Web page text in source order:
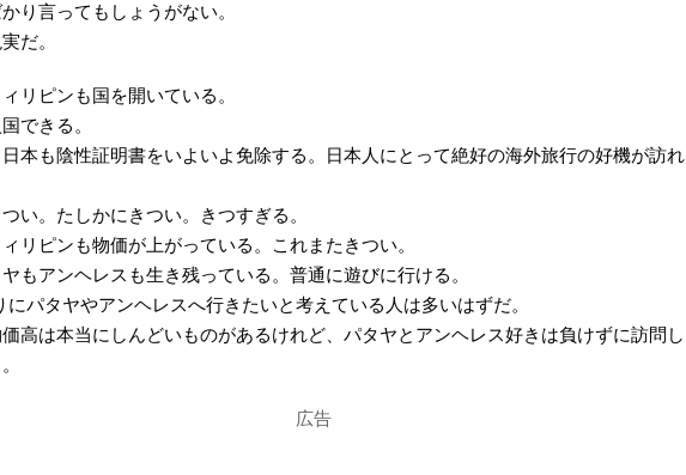
り言ってもしょうがない。
だ。
リピンも国を開いている。
できる。
本も陰性証明書をいよいよ免除する。日本人にとって絶好の海外旅行の好機が訪れ
い。たしかにきつい。きつすぎる。
リピンも物価が上がっている。これまたきつい。
もアンヘレスも生き残っている。普通に遊びに行ける。
にパタヤやアンヘレスへ行きたいと考えている人は多いはずだ。
高は本当にしんどいものがあるけれど、パタヤとアンヘレス好きは負けずに訪問し
広告